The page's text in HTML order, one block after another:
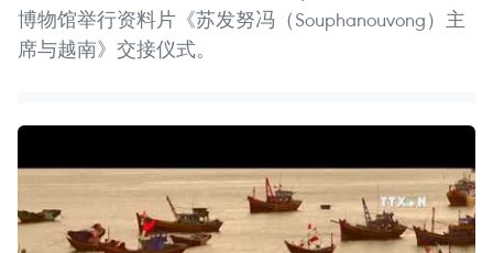
博物馆举行资料片《苏发努冯（Souphanouvong）主
席与越南》交接仪式。